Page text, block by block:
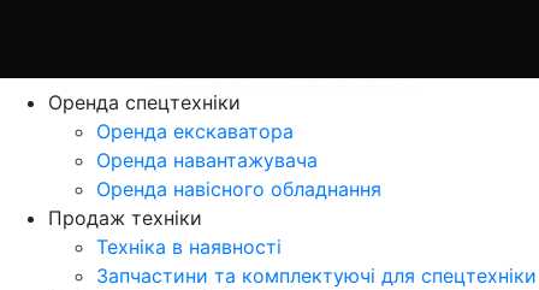
Оренда спецтехніки
Оренда екскаватора
Оренда навантажувача
Оренда навісного обладнання
Продаж технiки
Технiка в наявностi
Запчастини та комплектуючі для спецтехніки